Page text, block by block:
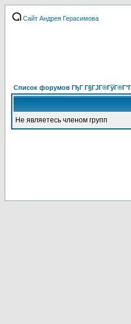
Сайт Андрея Герасимова
Список форумов ГђГ
Не являетесь членом групп